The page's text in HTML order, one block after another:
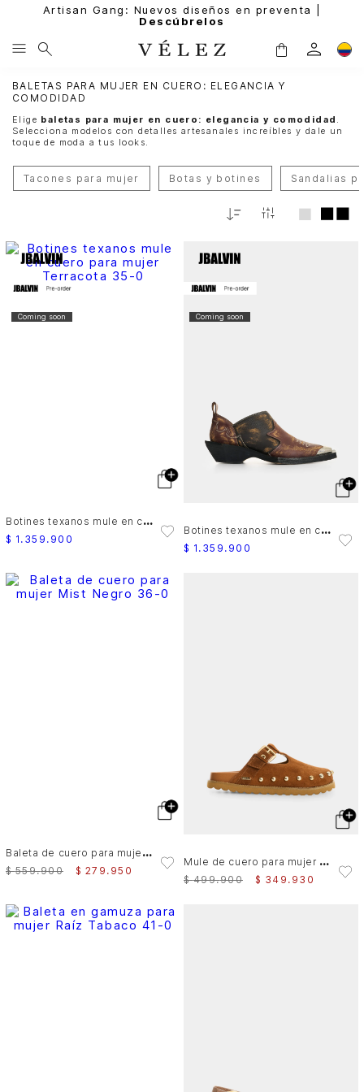
Artisan Gang: Nuevos diseños en preventa |
Descúbrelos
BALETAS PARA MUJER EN CUERO: ELEGANCIA Y
COMODIDAD
Elige baletas para mujer en cuero: elegancia y comodidad .
Selecciona modelos con detalles artesanales increíbles y dale un
toque de moda a tus looks.
Tacones para mujer Botas y botines Sandalias
Fecha
Coming soon
B
otines texanos mule en cuero para mujer
$ 1 . 359 . 900
Coming soon
B
otines texanos mule en cuero para mujer
$ 1 . 359 . 900
B
aleta de cuero para mujer Mist
$ 559.900 $ 279 . 950
M
ule de cuero para mujer Cove
$ 499.900 $ 349 . 930